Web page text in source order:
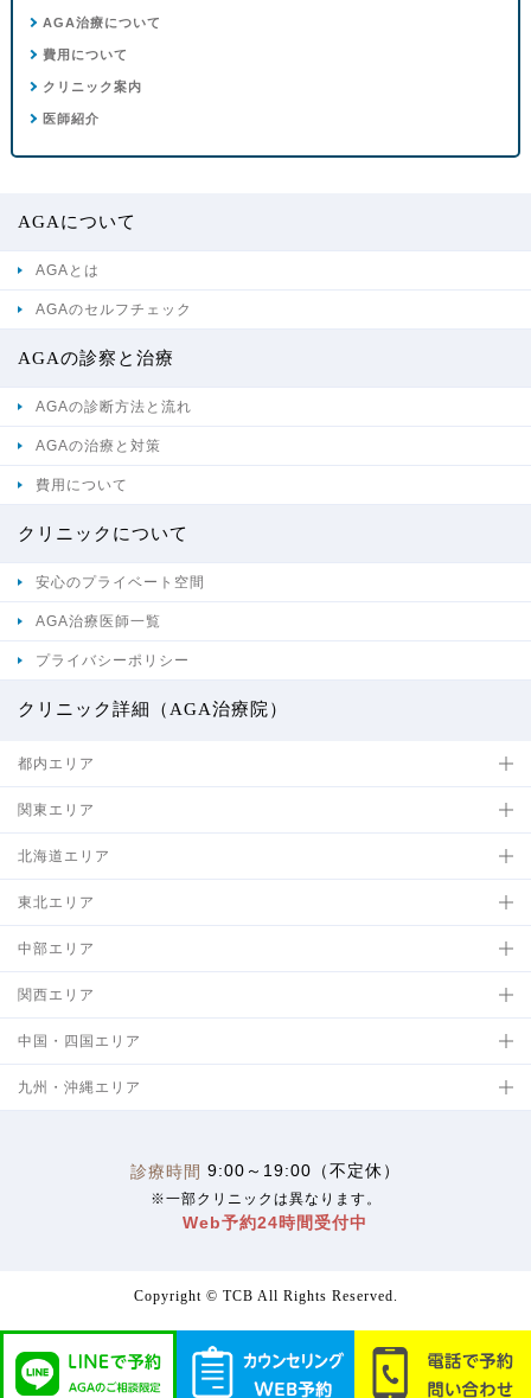
AGA治療について
費用について
クリニック案内
医師紹介
AGAについて
AGAとは
AGAのセルフチェック
AGAの診察と治療
AGAの診断方法と流れ
AGAの治療と対策
費用について
クリニックについて
安心のプライベート空間
AGA治療医師一覧
プライバシーポリシー
クリニック詳細（AGA治療院）
都内エリア
関東エリア
北海道エリア
東北エリア
中部エリア
関西エリア
中国・四国エリア
九州・沖縄エリア
診療時間 9:00～19:00（不定休）
※一部クリニックは異なります。
Web予約24時間受付中
Copyright © TCB All Rights Reserved.